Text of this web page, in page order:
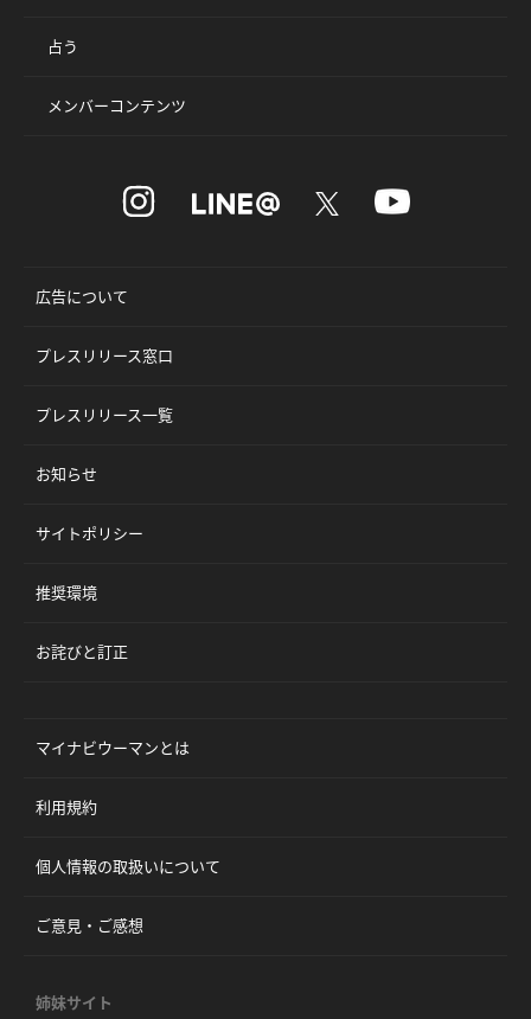
占う
メンバーコンテンツ
広告について
プレスリリース窓口
プレスリリース一覧
お知らせ
サイトポリシー
推奨環境
お詫びと訂正
マイナビウーマンとは
利用規約
個人情報の取扱いについて
ご意見・ご感想
姉妹サイト